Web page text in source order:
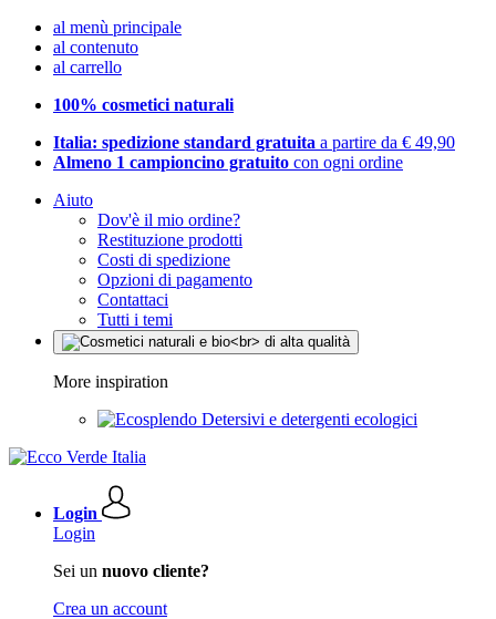
al menù principale
al contenuto
al carrello
100% cosmetici naturali
Italia: spedizione standard gratuita a partire da € 49,90
Almeno 1 campioncino gratuito con ogni ordine
Aiuto
Dov'è il mio ordine?
Restituzione prodotti
Costi di spedizione
Opzioni di pagamento
Contattaci
Tutti i temi
More inspiration
Detersivi e detergenti ecologici
Login
Login
Sei un nuovo cliente?
Crea un account